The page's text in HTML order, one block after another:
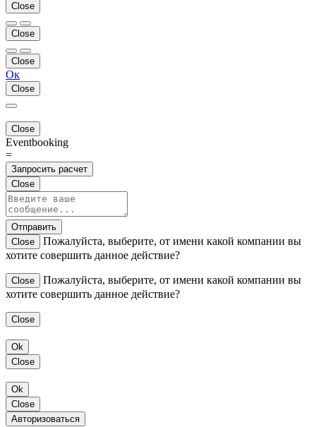
Close
Close
Close
Ок
Close
Close
Eventbooking
=
Запросить расчет
Close
Отправить
Close
Пожалуйста, выберите, от имени какой компании вы
хотите совершить данное действие?
Close
Пожалуйста, выберите, от имени какой компании вы
хотите совершить данное действие?
Close
Ok
Close
Ok
Close
Авторизоваться